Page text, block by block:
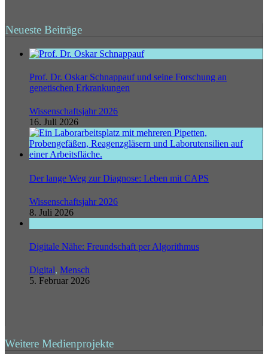
Neueste Beiträge
Prof. Dr. Oskar Schnappauf und seine Forschung an
genetischen Erkrankungen
Wissenschaftsjahr 2026
16. Juli 2026
Der lange Weg zur Diagnose: Leben mit CAPS
Wissenschaftsjahr 2026
8. Juli 2026
Digitale Nähe: Freundschaft per Algorithmus
Digital, Mensch
5. Februar 2026
Weitere Medienprojekte